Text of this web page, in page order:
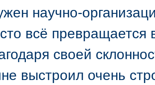
научно-
всё
своей
выстроил очень